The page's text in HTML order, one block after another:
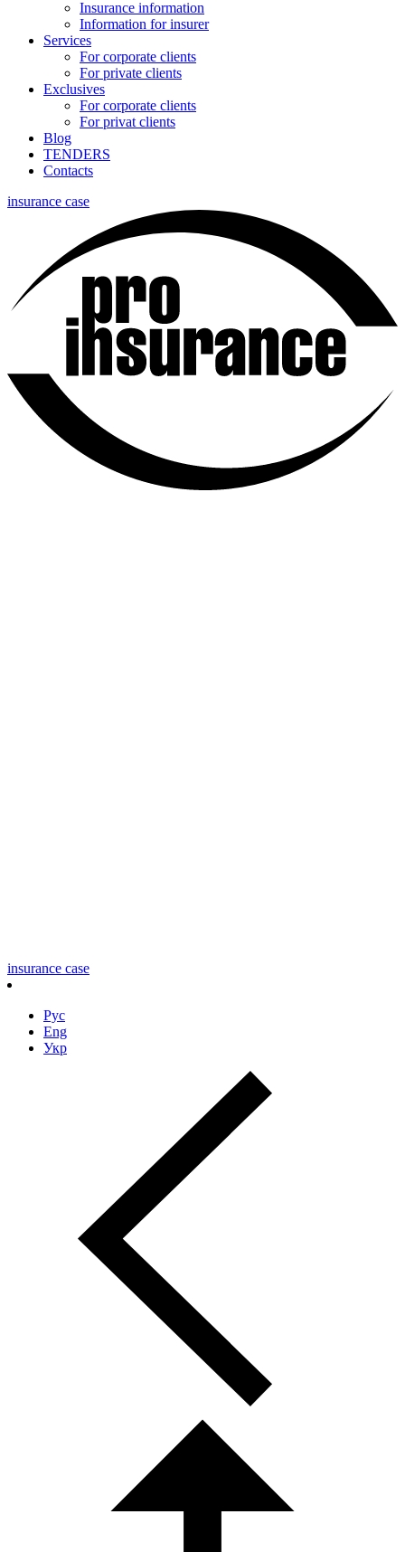
Insurance information
Information for insurer
Services
For corporate clients
For private clients
Exclusives
For corporate clients
For privat clients
Blog
TENDERS
Contacts
insurance case
insurance case
Рус
Eng
Укр